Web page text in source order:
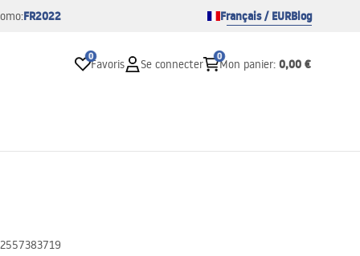
FR2022 Français / EURBlog
0
Favoris Se connecter
0
Mon panier: 0,00 €